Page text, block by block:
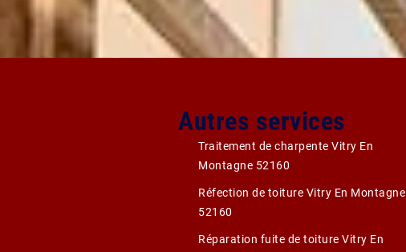
Autres services
Traitement de charpente Vitry En
Montagne 52160
Réfection de toiture Vitry En Montagne
52160
Réparation fuite de toiture Vitry En